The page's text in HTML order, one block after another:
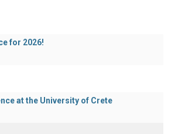
for 2026!
at the University of Crete